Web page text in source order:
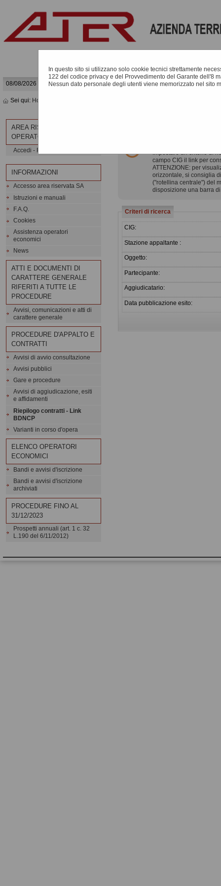
08/08/2026 14:41
Sei qui: Home
In questo sito si utilizzano solo cookie tecnici strettamente
122 del codice privacy e del Provvedimento del Garante dell'8
Nessun dato personale degli utenti viene memorizzato nel sito
Impostare un criterio di
campo CIG il link per
ATTENZIONE: per
orizzontale, si consiglia
("rotellina centrale") del
disposizione una barra
Criteri di ricerca
CIG:
Stazione appaltante :
Oggetto:
Partecipante:
Aggiudicatario:
Data pubblicazione esito:
AREA RISERVATA
OPERATORE ECONOMICO
Accedi - Registrati
INFORMAZIONI
Accesso area riservata SA
Istruzioni e manuali
F.A.Q.
Cookies
Assistenza operatori
economici
News
ATTI E DOCUMENTI DI
CARATTERE GENERALE
RIFERITI A TUTTE LE
PROCEDURE
Avvisi, comunicazioni e atti di
carattere generale
PROCEDURE D'APPALTO E
CONTRATTI
Avvisi di avvio consultazione
Avvisi pubblici
Gare e procedure
Avvisi di aggiudicazione, esiti
e affidamenti
Riepilogo contratti - Link
BDNCP
Varianti in corso d'opera
ELENCO OPERATORI
ECONOMICI
Bandi e avvisi d'iscrizione
Bandi e avvisi d'iscrizione
archiviati
PROCEDURE FINO AL
31/12/2023
Prospetti annuali (art. 1 c. 32
L.190 del 6/11/2012)